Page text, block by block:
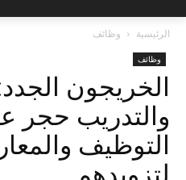
الرئيسية وظائف
وظائف
الخريجون
والتدريب حجر
التوظيف